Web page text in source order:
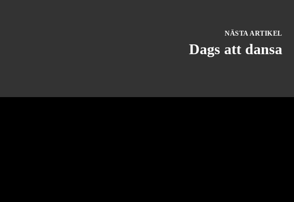
NÄSTA ARTIKEL
Dags att dansa